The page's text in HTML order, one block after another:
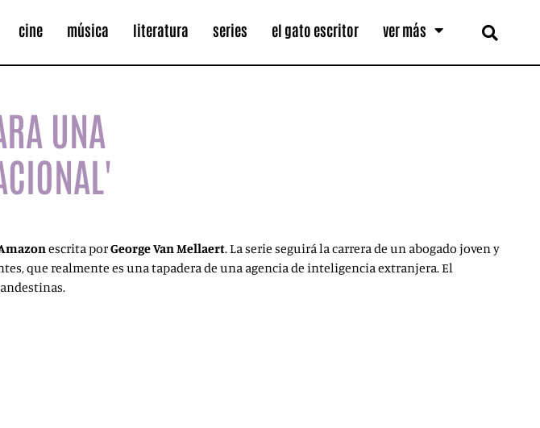
cine música literatura series el gato escritor ver más
UNA
escrita porGeorge Van Mellaert. La serie seguirá la carrera de un abogado joven y
que realmente es una tapadera de una agencia de inteligencia extranjera. El